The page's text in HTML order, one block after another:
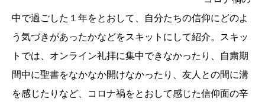
中で過ごした１年をとおして、自分たちの信仰にどのよ
う気づきがあったかなどをスキットにして紹介。スキッ
トでは、オンライン礼拝に集中できなかったり、自粛期
間中に聖書をなかなか開けなかったり、友人との間に溝
を感じたりなど、コロナ禍をとおして感じた信仰面の辛